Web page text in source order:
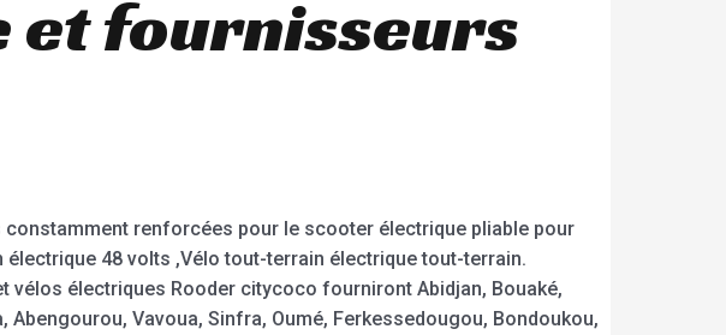
et fournisseurs
renforcées pour le scooter électrique pliable pour
48 volts ,Vélo tout-terrain électrique tout-terrain.
électriques Rooder citycoco fourniront Abidjan, Bouaké,
Vavoua, Sinfra, Oumé, Ferkessedougou, Bondoukou,